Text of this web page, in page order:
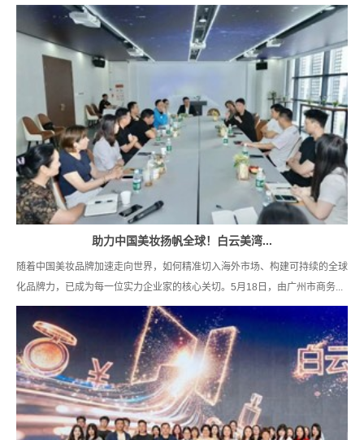
助力中国美妆扬帆全球！白云美湾...
随着中国美妆品牌加速走向世界，如何精准切入海外市场、构建可持续的全球
化品牌力，已成为每一位实力企业家的核心关切。5月18日，由广州市商务...